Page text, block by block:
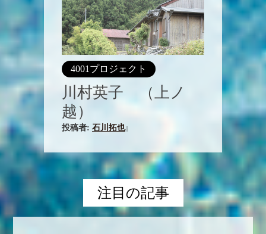
4001プロジェクト
川村英子 （上ノ
越）
投稿者: 石川拓也|
注目の記事